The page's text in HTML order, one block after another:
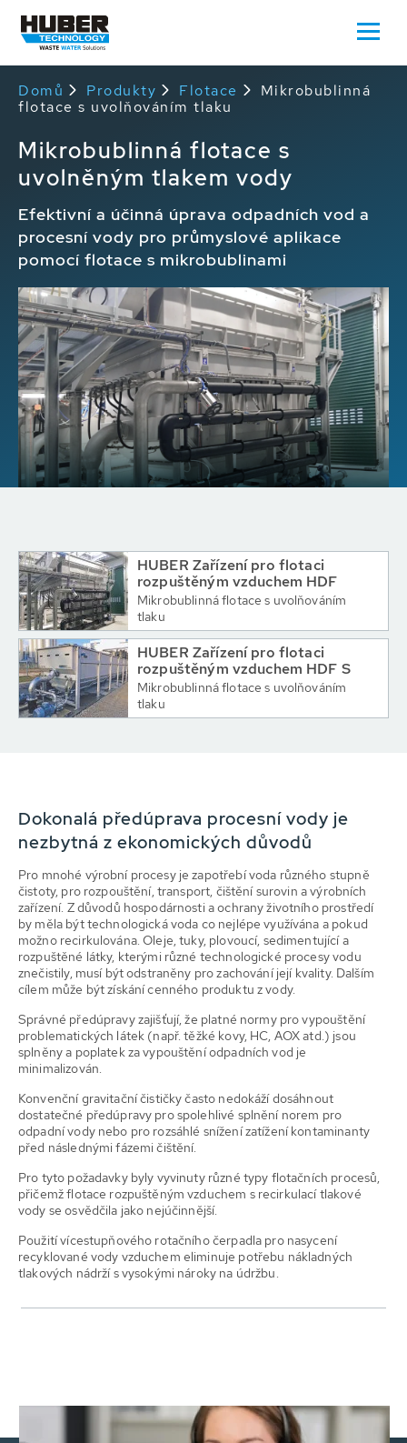
Domů Produkty Flotace
Mikrobublinná
flotace s uvolňováním tlaku
Mikrobublinná flotace s
uvolněným tlakem vody
Efektivní a účinná úprava odpadních vod a
procesní vody pro průmyslové aplikace
pomocí flotace s mikrobublinami
HUBER Zařízení pro flotaci
rozpuštěným vzduchem HDF
Mikrobublinná flotace s uvolňováním
tlaku
HUBER Zařízení pro flotaci
rozpuštěným vzduchem HDF S
Mikrobublinná flotace s uvolňováním
tlaku
Dokonalá předúprava procesní vody je
nezbytná z ekonomických důvodů
Pro mnohé výrobní procesy je zapotřebí voda různého stupně
čistoty, pro rozpouštění, transport, čištění surovin a výrobních
zařízení. Z důvodů hospodárnosti a ochrany životního prostředí
by měla být technologická voda co nejlépe využívána a pokud
možno recirkulována. Oleje, tuky, plovoucí, sedimentující a
rozpuštěné látky, kterými různé technologické procesy vodu
znečistily, musí být odstraněny pro zachování její kvality. Dalším
cílem může být získání cenného produktu z vody.
Správné předúpravy zajišťují, že platné normy pro vypouštění
problematických látek (např. těžké kovy, HC, AOX atd.) jsou
splněny a poplatek za vypouštění odpadních vod je
minimalizován.
Konvenční gravitační čističky často nedokáží dosáhnout
dostatečné předúpravy pro spolehlivé splnění norem pro
odpadní vody nebo pro rozsáhlé snížení zatížení kontaminanty
před následnými fázemi čištění.
Pro tyto požadavky byly vyvinuty různé typy flotačních procesů,
přičemž flotace rozpuštěným vzduchem s recirkulací tlakové
vody se osvědčila jako nejúčinnější.
Použití vícestupňového rotačního čerpadla pro nasycení
recyklované vody vzduchem eliminuje potřebu nákladných
tlakových nádrží s vysokými nároky na údržbu.